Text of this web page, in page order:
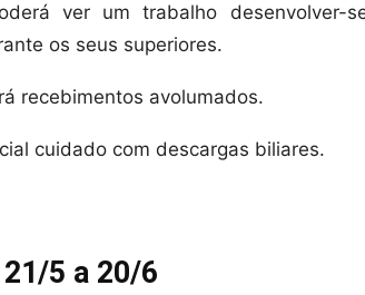
ver um trabalho desenvolver-
os seus superiores.
recebimentos avolumados.
cuidado com descargas biliares.
5 a 20/6